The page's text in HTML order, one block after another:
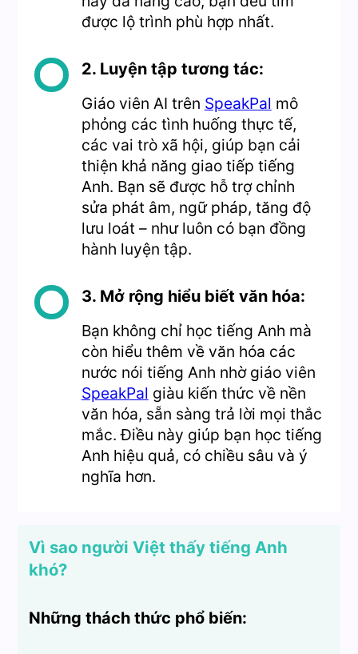
được lộ trình phù hợp nhất.
2. Luyện tập tương tác:
Giáo viên AI trên SpeakPal mô
phỏng các tình huống thực tế,
các vai trò xã hội, giúp bạn cải
thiện khả năng giao tiếp tiếng
Anh. Bạn sẽ được hỗ trợ chỉnh
sửa phát âm, ngữ pháp, tăng độ
lưu loát – như luôn có bạn đồng
hành luyện tập.
3. Mở rộng hiểu biết văn hóa:
Bạn không chỉ học tiếng Anh mà
còn hiểu thêm về văn hóa các
nước nói tiếng Anh nhờ giáo viên
SpeakPal giàu kiến thức về nền
văn hóa, sẵn sàng trả lời mọi thắc
mắc. Điều này giúp bạn học tiếng
Anh hiệu quả, có chiều sâu và ý
nghĩa hơn.
Vì sao người Việt thấy tiếng Anh
khó?
Những thách thức phổ biến: